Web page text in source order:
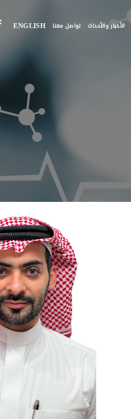
الأخبار والأحداث تواصل معنا ENGLISH